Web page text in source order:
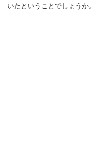
いたということでしょうか。